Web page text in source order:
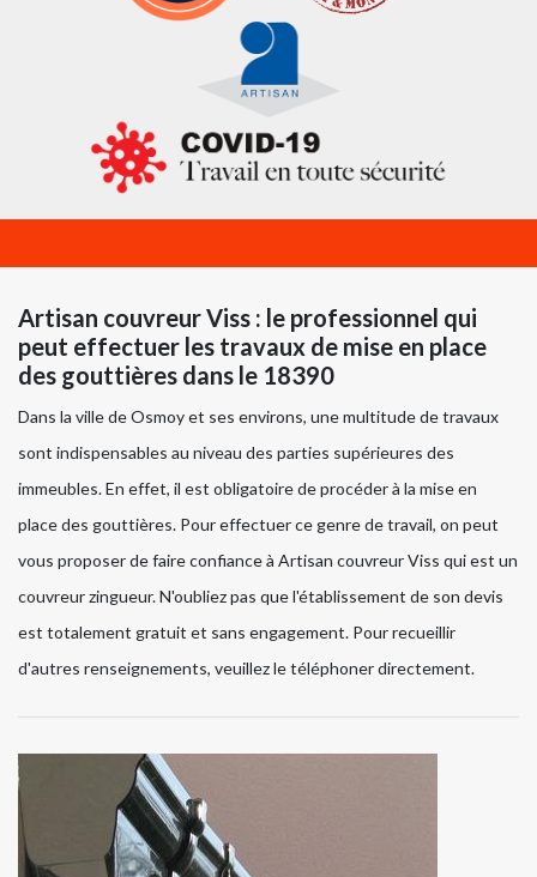
Artisan couvreur Viss : le professionnel qui
peut effectuer les travaux de mise en place
des gouttières dans le 18390
Dans la ville de Osmoy et ses environs, une multitude de travaux
sont indispensables au niveau des parties supérieures des
immeubles. En effet, il est obligatoire de procéder à la mise en
place des gouttières. Pour effectuer ce genre de travail, on peut
vous proposer de faire confiance à Artisan couvreur Viss qui est un
couvreur zingueur. N'oubliez pas que l'établissement de son devis
est totalement gratuit et sans engagement. Pour recueillir
d'autres renseignements, veuillez le téléphoner directement.